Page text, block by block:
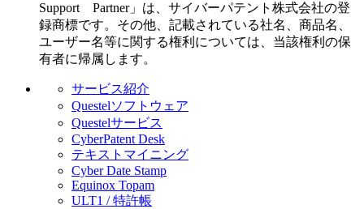
Support Partner」は、サイバーパテント株式会社の登
録商標です。その他、記載されている社名、商品名、
ユーザー名等に関する権利については、当該権利の保
有者に帰属します。
サービス紹介
Questelソフトウェア
Questelサービス
CyberPatent Desk
テキストマイニング
Cyber Date Stamp
Equinox Topam
ULT1 / 特許帳